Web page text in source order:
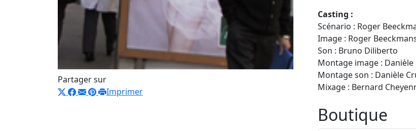
Partager sur
Imprimer
Casting :
Scénario : Roger
Image : Roger
Son : Bruno Diliberto
Montage image : Danièle
Montage son : Danièle
Mixage : Bernard
Boutique